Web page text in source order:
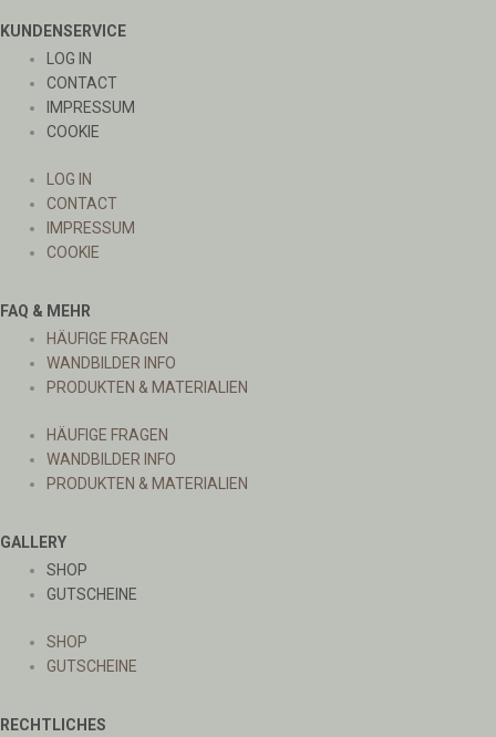
KUNDENSERVICE
LOG IN
CONTACT
IMPRESSUM
COOKIE
LOG IN
CONTACT
IMPRESSUM
COOKIE
FAQ & MEHR
HÄUFIGE FRAGEN
WANDBILDER INFO
PRODUKTEN & MATERIALIEN
HÄUFIGE FRAGEN
WANDBILDER INFO
PRODUKTEN & MATERIALIEN
GALLERY
SHOP
GUTSCHEINE
SHOP
GUTSCHEINE
RECHTLICHES